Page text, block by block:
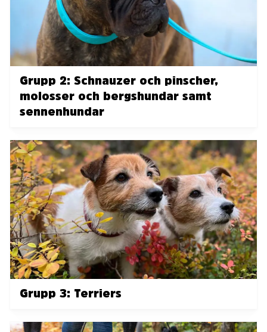
Grupp 2: Schnauzer och pinscher,
molosser och bergshundar samt
sennenhundar
Grupp 3: Terriers